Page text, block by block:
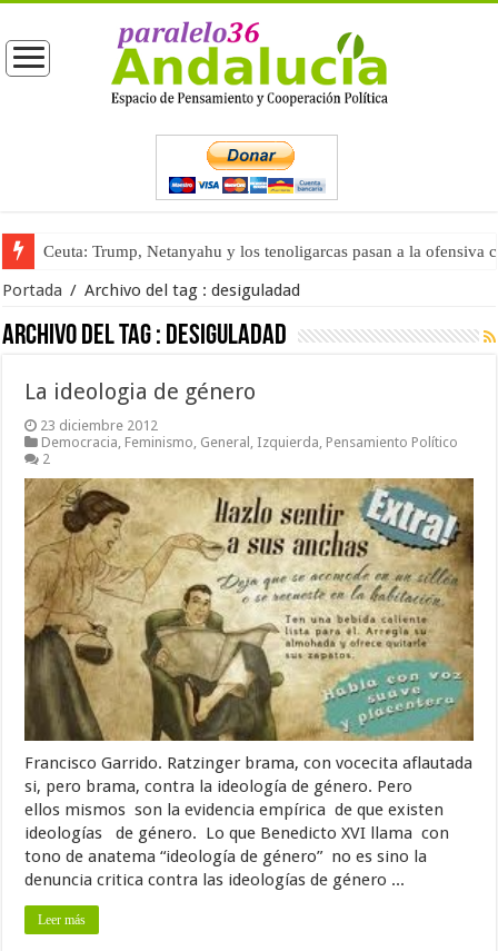
Ceuta: Trump, Netanyahu y los tenoligarcas pasan a la ofensiva
Portada / Archivo del tag :desiguladad
Archivo del tag : desiguladad
La ideologia de género
23 diciembre 2012
Democracia, Feminismo, General , Izquierda, Pensamiento Político
2
Francisco Garrido. Ratzinger brama, con vocecita aflautada
si, pero brama, contra la ideología de género. Pero
ellos mismos son la evidencia empírica de que existen
ideologías de género. Lo que Benedicto XVI llama con
tono de anatema “ideología de género” no es sino la
denuncia critica contra las ideologías de género ...
Leer más